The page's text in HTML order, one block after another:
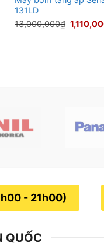
131LD
13,000,000₫ Giá
gốc
- 21h00)
QUỐC